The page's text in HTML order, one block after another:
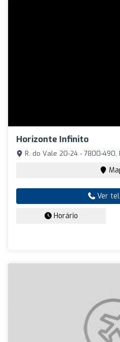
Horizonte Infinito
R. do Vale 20-24 - 7800-490,
Ver
Horário